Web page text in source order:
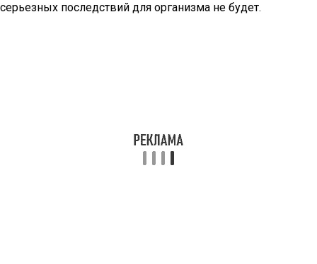
серьезных последствий для организма не будет.